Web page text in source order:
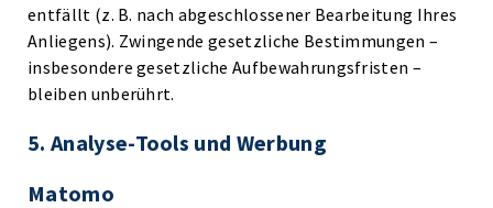
entfällt (z. B. nach abgeschlossener Bearbeitung Ihres
Anliegens). Zwingende gesetzliche Bestimmungen –
insbesondere gesetzliche Aufbewahrungsfristen –
bleiben unberührt.
5. Analyse-Tools und Werbung
Matomo